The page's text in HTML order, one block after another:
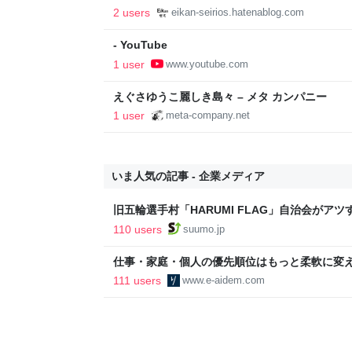
生は、『（勉強を）やるのが当たり前』だと
2 users eikan-seirios.hatenablog.com
- YouTube
1 user
www.youtube.com
えぐさゆうこ麗しき島々 – メタ カンパニー
1 user
meta-company.net
いま人気の記事 - 企業メディア
旧五輪選手村「HARUMI FLAG」自治会がアツ
ルで挑む、盆踊り2万人集客や交通改善など“
110 users suumo.jp
仕事・家庭・個人の優先順位はもっと柔軟に変
後の自分に伝えたいこと - りっすん by イーア
111 users www.e-aidem.com